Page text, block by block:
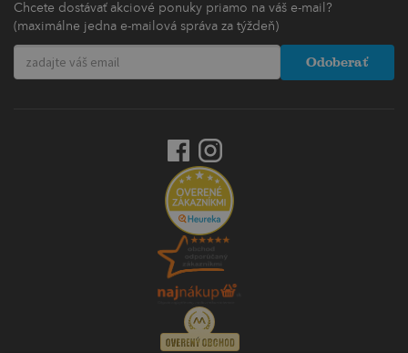
Chcete dostávať akciové ponuky priamo na váš e-mail?
(maximálne jedna e-mailová správa za týždeň)
Odoberať